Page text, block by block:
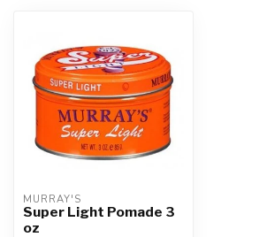
MURRAY'S
Super Light Pomade 3
oz